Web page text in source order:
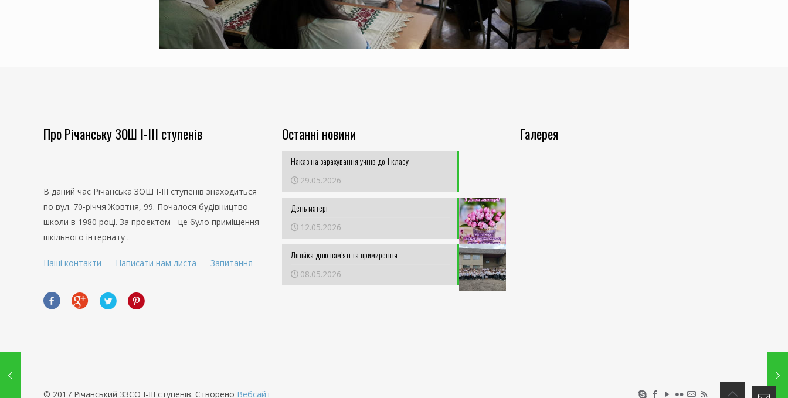
Про Річанську ЗОШ І-ІІІ ступенів
В даний час Річанська ЗОШ І-ІІІ ступенів знаходиться
по вул. 70-річчя Жовтня, 99. Почалося будівництво
школи в 1980 році. За проектом - це було приміщення
шкільного інтернату .
Наші контакти Написати нам листа Запитання
Останні новини
Наказ на зарахування учнів до 1 класу
29.05.2026
День матері
12.05.2026
Лінійка дню пам’яті та примирення
08.05.2026
Галерея
© 2017 Річанський ЗЗСО І-ІІІ ступенів. Створено Вебсайт